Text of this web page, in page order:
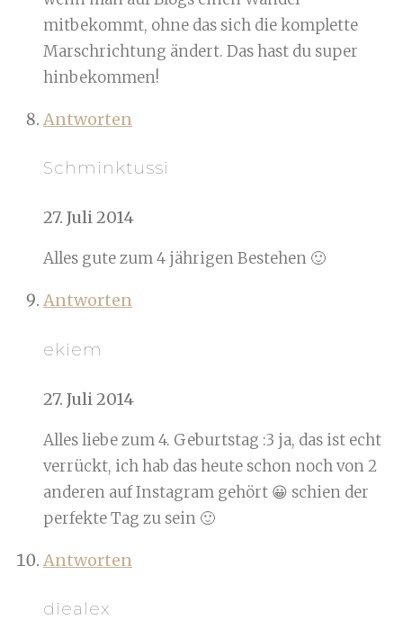
mitbekommt, ohne das sich die komplette
Marschrichtung ändert. Das hast du super
hinbekommen!
Antworten
Schminktussi
27. Juli 2014
Alles gute zum 4 jährigen Bestehen 🙂
Antworten
ekiem
27. Juli 2014
Alles liebe zum 4. Geburtstag :3 ja, das ist echt
verrückt, ich hab das heute schon noch von 2
anderen auf Instagram gehört 😀 schien der
perfekte Tag zu sein 🙂
Antworten
diealex